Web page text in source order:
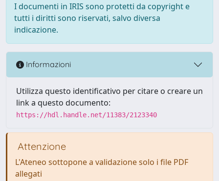
I documenti in IRIS sono protetti da copyright e
tutti i diritti sono riservati, salvo diversa
indicazione.
Informazioni
Utilizza questo identificativo per citare o creare un
link a questo documento:
https://hdl.handle.net/11383/2123340
Attenzione
L'Ateneo sottopone a validazione solo i file PDF
allegati